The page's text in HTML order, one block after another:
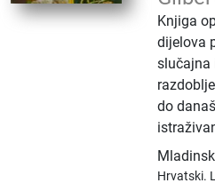
Knjiga
dijelova
slučajna
do
Hrvatski.